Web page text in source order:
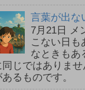
言葉が出な
7月21日
こない日も
なときもあ
同じではありま
あるものです。